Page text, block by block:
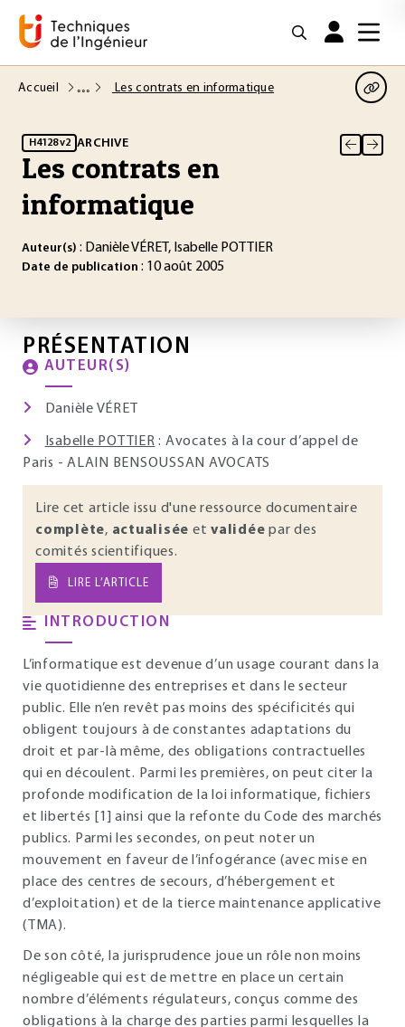
Accueil Les contrats en informatique
H4128 v2 ARCHIVE
Les contrats en
informatique
Auteur(s) : Danièle VÉRET, Isabelle POTTIER
Date de publication : 10 août 2005
PRÉSENTATION
AUTEUR(S)
Danièle VÉRET
Isabelle POTTIER : Avocates à la cour d’appel de
Paris - ALAIN BENSOUSSAN AVOCATS
Lire cet article issu d'une ressource documentaire
complète, actualisée et validée par des
comités scientifiques.
LIRE L’ARTICLE
INTRODUCTION
L’informatique est devenue d’un usage courant dans la
vie quotidienne des entreprises et dans le secteur
public. Elle n’en revêt pas moins des spécificités qui
obligent toujours à de constantes adaptations du
droit et par-là même, des obligations contractuelles
qui en découlent. Parmi les premières, on peut citer la
profonde modification de la loi informatique, fichiers
et libertés [1] ainsi que la refonte du Code des marchés
publics. Parmi les secondes, on peut noter un
mouvement en faveur de l’infogérance (avec mise en
place des centres de secours, d’hébergement et
d’exploitation) et de la tierce maintenance applicative
(TMA).
De son côté, la jurisprudence joue un rôle non moins
négligeable qui est de mettre en place un certain
nombre d’éléments régulateurs, conçus comme des
obligations à la charge des parties parmi lesquelles la